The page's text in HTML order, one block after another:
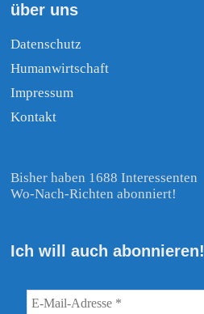
über uns
Datenschutz
Humanwirtschaft
Impressum
Kontakt
Bisher haben 1688 Interessenten
Wo-Nach-Richten abonniert!
Ich will auch abonnieren!